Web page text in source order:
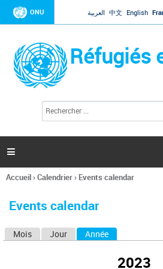
Jump to
ONU العربية 中文 English
Réfugiés
l
c
h
e

Vous
ici
Accueil›Calendrier› Events calendar
Events calendar
Mois Jour Année
2023